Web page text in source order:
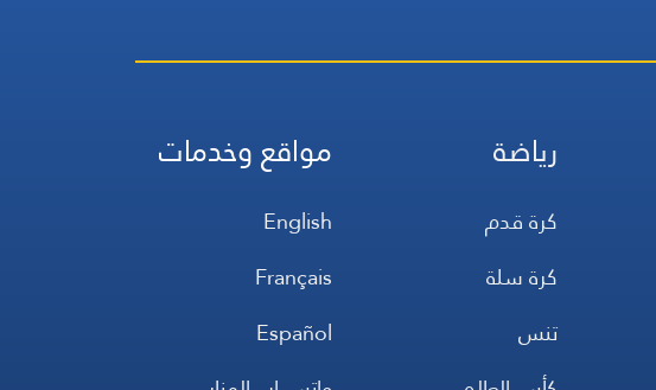
رياضة
كرة قدم
كرة سلة
تنس
مواقع وخدمات
English
Français
Español